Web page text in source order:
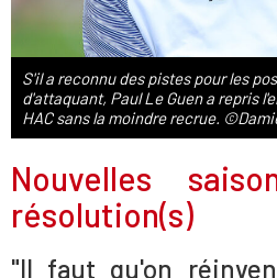
S'il a reconnu des pistes pour les
d'attaquant, Paul Le Guen a repris
HAC sans la moindre recrue.
Nouvelles
résolution(s)
"Il faut qu'on